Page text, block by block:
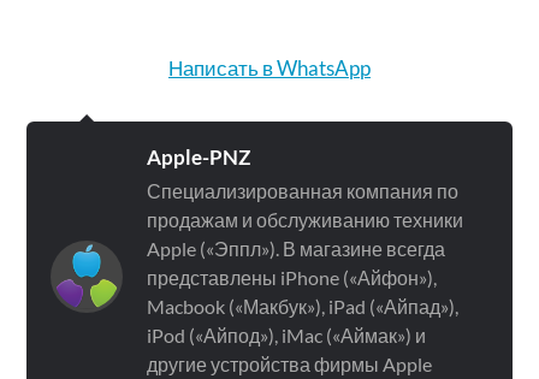
Написать в WhatsApp
Apple-PNZ
Специализированная компания по
продажам и обслуживанию техники
Apple («Эппл»). В магазине всегда
представлены iPhone («Айфон»),
Macbook («Макбук»), iPad («Айпад»),
iPod («Айпод»), iMac («Аймак») и
другие устройства фирмы Apple